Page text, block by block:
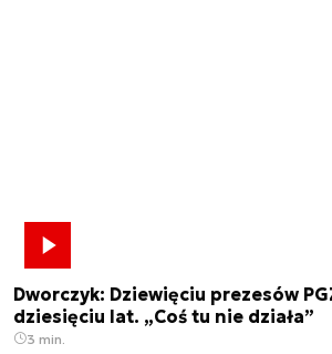
Dworczyk: Dziewięciu prezesów
dziesięciu lat. „Coś tu nie działa”
3 min.